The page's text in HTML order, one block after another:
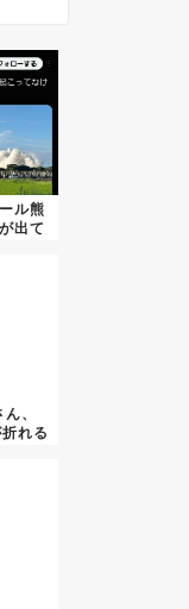
ル熊
出て
、
れる